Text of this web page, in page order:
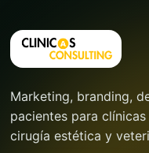
Marketing, branding,
pacientes para
cirugía estética y